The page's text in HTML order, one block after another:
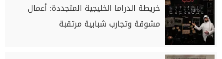
خريطة الدراما الخليجية المتجددة: أعمال
مشوقة وتجارب شبابية مرتقبة